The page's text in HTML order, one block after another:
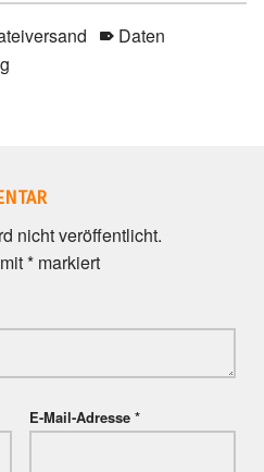
Daten
nicht veröffentlicht.
*markiert
E-Mail-Adresse *